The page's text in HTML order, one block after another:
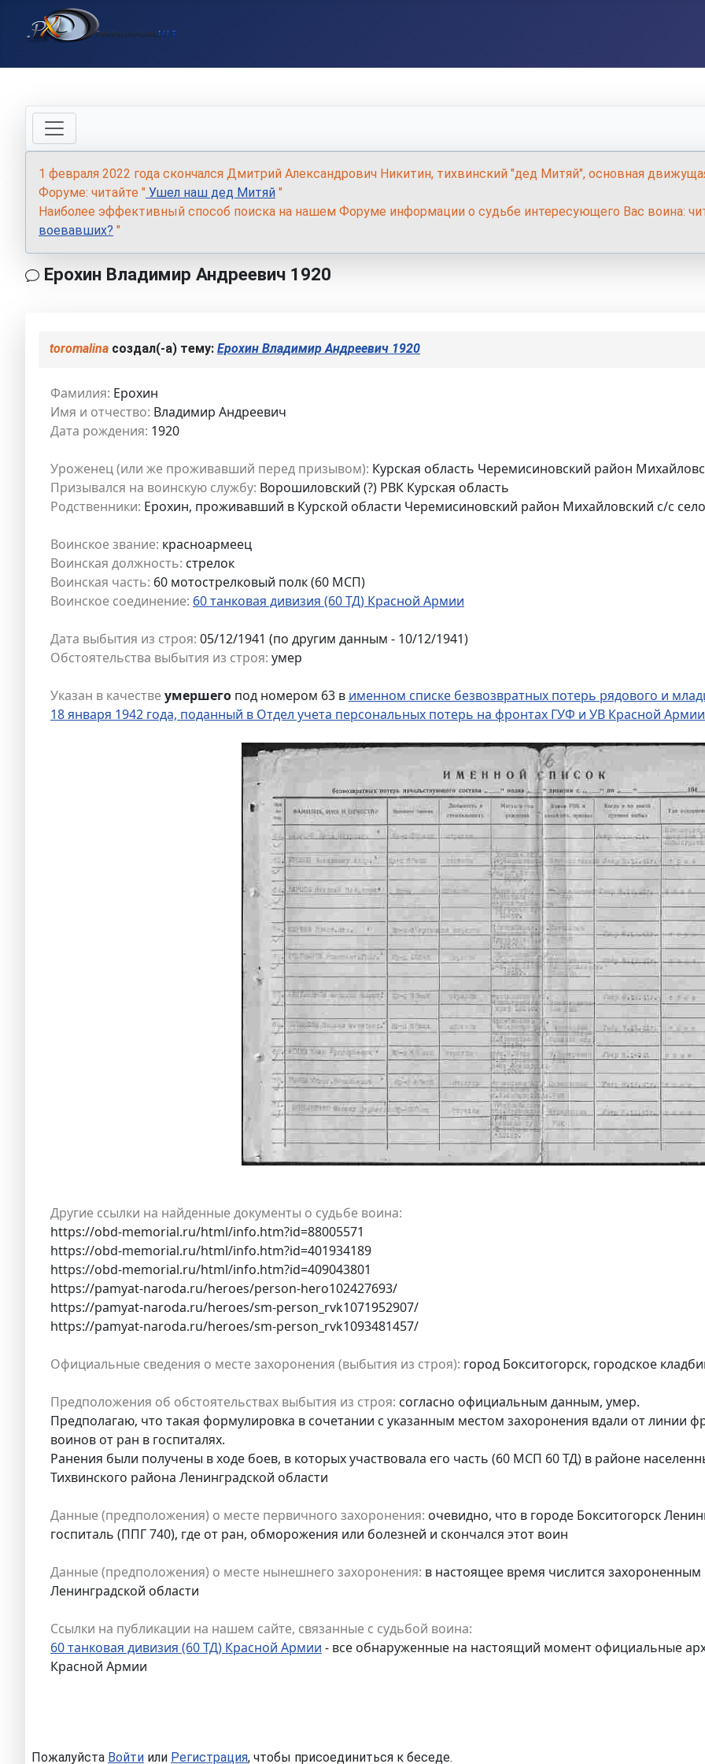
1 февраля 2022 года скончался Дмитрий Александрович Никитин, тихвинский "дед Митяй", основная
Форуме: читайте " Ушел наш дед Митяй "
Наиболее эффективный способ поиска на нашем Форуме информации о судьбе интересующего Вас воина:
воевавших? "
Ерохин Владимир Андреевич 1920
toromalina создал(-а) тему: Ерохин Владимир Андреевич 1920
Фамилия: Ерохин
Имя и отчество: Владимир Андреевич
Дата рождения: 1920
Уроженец (или же проживавший перед призывом): Курская область Черемисиновский район
Призывался на воинскую службу: Ворошиловский (?) РВК Курская область
Родственники: Ерохин, проживавший в Курской области Черемисиновский район Михайловский с/с
Воинское звание: красноармеец
Воинская должность: стрелок
Воинская часть: 60 мотострелковый полк (60 МСП)
Воинское соединение: 60 танковая дивизия (60 ТД) Красной Армии
Дата выбытия из строя: 05/12/1941 (по другим данным - 10/12/1941)
Обстоятельства выбытия из строя: умер
Указан в качествеумершего под номером 63 в именном списке безвозвратных потерь рядового и
18 января 1942 года, поданный в Отдел учета персональных потерь на фронтах ГУФ и УВ Красной Армии
Другие ссылки на найденные документы о судьбе воина:
https://obd-memorial.ru/html/info.htm?id=88005571
https://obd-memorial.ru/html/info.htm?id=401934189
https://obd-memorial.ru/html/info.htm?id=409043801
https://pamyat-naroda.ru/heroes/person-hero102427693/
https://pamyat-naroda.ru/heroes/sm-person_rvk1071952907/
https://pamyat-naroda.ru/heroes/sm-person_rvk1093481457/
Официальные сведения о месте захоронения (выбытия из строя): город Бокситогорск, городское
Предположения об обстоятельствах выбытия из строя: согласно официальным данным, умер.
Предполагаю, что такая формулировка в сочетании с указанным местом захоронения вдали от линии
воинов от ран в госпиталях.
Ранения были получены в ходе боев, в которых участвовала его часть (60 МСП 60 ТД) в районе
Тихвинского района Ленинградской области
Данные (предположения) о месте первичного захоронения: очевидно, что в городе Бокситогорск
госпиталь (ППГ 740), где от ран, обморожения или болезней и скончался этот воин
Данные (предположения) о месте нынешнего захоронения: в настоящее время числится
Ленинградской области
Ссылки на публикации на нашем сайте, связанные с судьбой воина:
60 танковая дивизия (60 ТД) Красной Армии - все обнаруженные на настоящий момент официальные
Красной Армии
Пожалуйста Войти или Регистрация, чтобы присоединиться к беседе.